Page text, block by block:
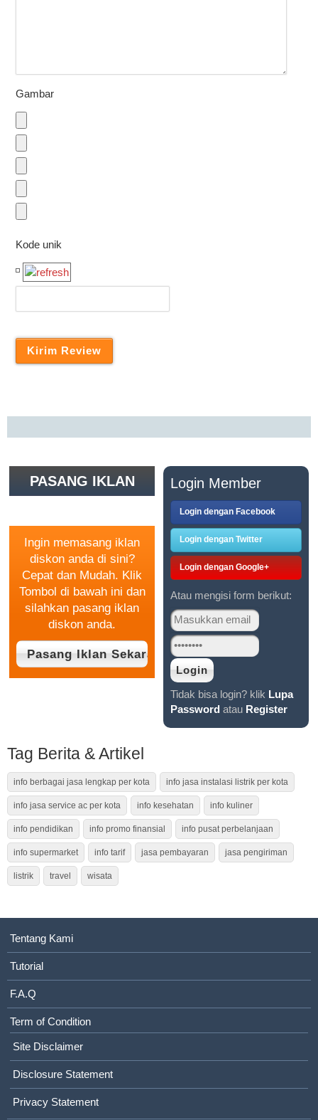
Gambar
Kode unik
PASANG IKLAN
Ingin memasang iklan
diskon anda di sini?
Cepat dan Mudah. Klik
Tombol di bawah ini dan
silahkan pasang iklan
diskon anda.
Login Member
Login dengan Facebook
Login dengan Twitter
Login dengan Google+
Atau mengisi form berikut:
Tidak bisa login? klik Lupa
Password atau Register
Tag Berita & Artikel
info berbagai jasa lengkap per kota info jasa instalasi listrik per kota
info jasa service ac per kota info kesehatan info kuliner
info pendidikan info promo finansial info pusat perbelanjaan
info supermarket info tarif jasa pembayaran jasa pengiriman
listrik travel wisata
Tentang Kami
Tutorial
F.A.Q
Term of Condition
Site Disclaimer
Disclosure Statement
Privacy Statement